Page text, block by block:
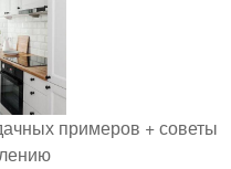
примеров + советы